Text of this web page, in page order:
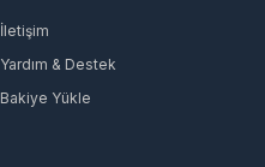
İletişim
Yardım & Destek
Bakiye Yükle